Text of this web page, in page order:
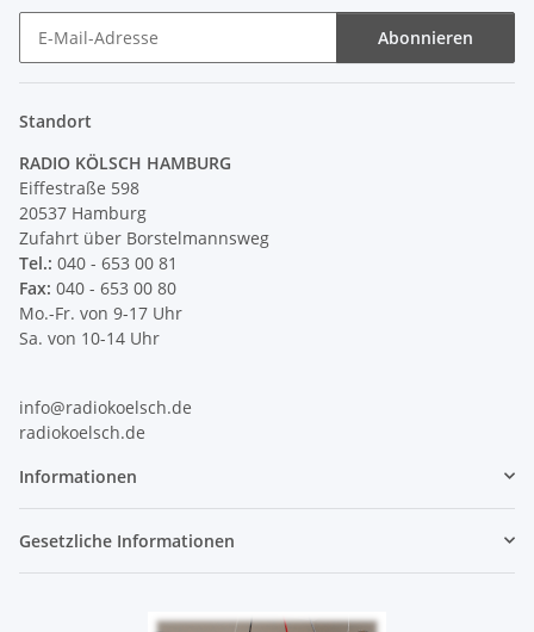
Abonnieren
Standort
RADIO KÖLSCH HAMBURG
Eiffestraße 598
20537 Hamburg
Zufahrt über Borstelmannsweg
Tel.: 040 - 653 00 81
Fax: 040 - 653 00 80
Mo.-Fr. von 9-17 Uhr
Sa. von 10-14 Uhr
info@radiokoelsch.de
radiokoelsch.de
Informationen
Gesetzliche Informationen